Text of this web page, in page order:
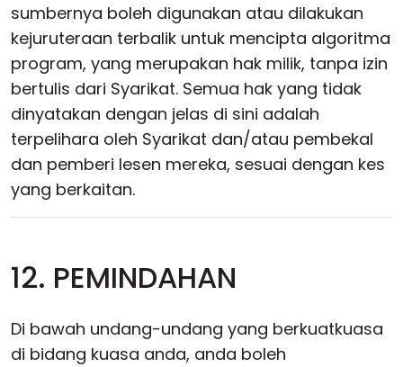
sumbernya boleh digunakan atau dilakukan
kejuruteraan terbalik untuk mencipta algoritma
program, yang merupakan hak milik, tanpa izin
bertulis dari Syarikat. Semua hak yang tidak
dinyatakan dengan jelas di sini adalah
terpelihara oleh Syarikat dan/atau pembekal
dan pemberi lesen mereka, sesuai dengan kes
yang berkaitan.
12. PEMINDAHAN
Di bawah undang-undang yang berkuatkuasa
di bidang kuasa anda, anda boleh